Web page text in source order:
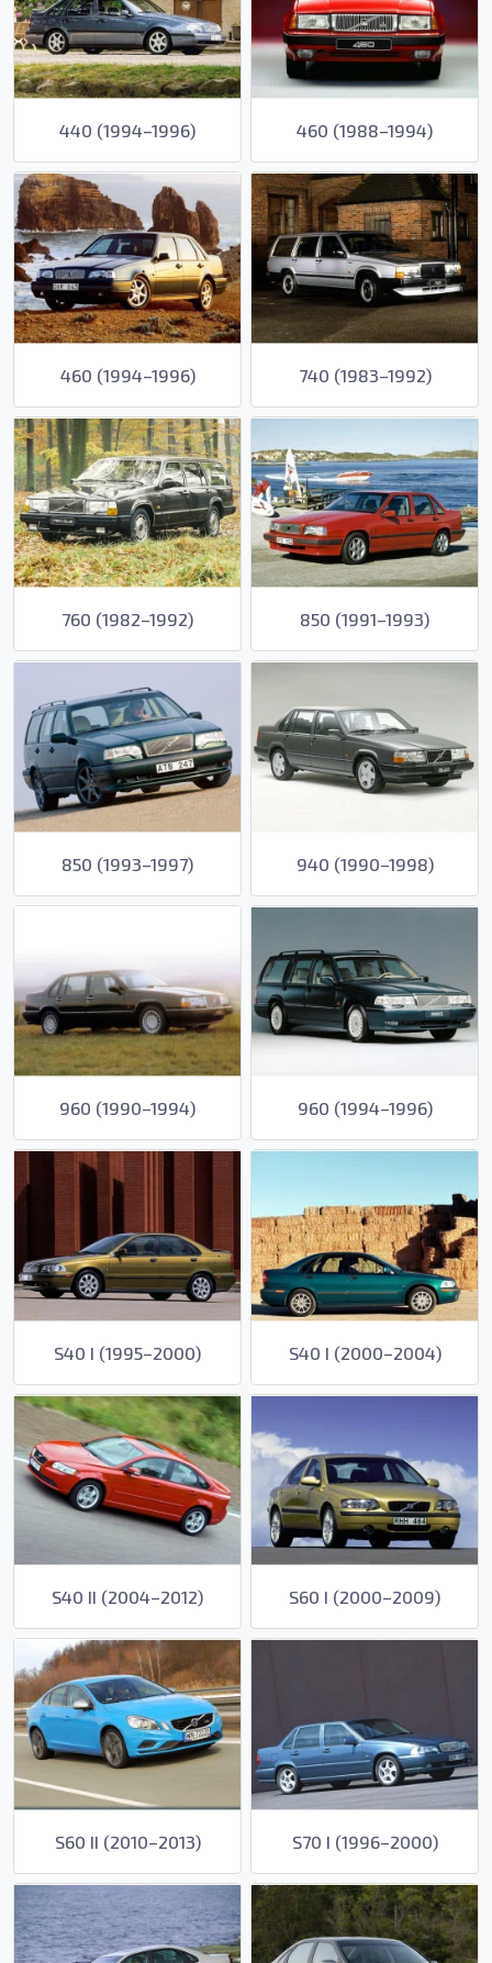
440 (1994–1996) 460 (1988–1994)
460 (1994–1996) 740 (1983–1992)
760 (1982–1992) 850 (1991–1993)
850 (1993–1997) 940 (1990–1998)
960 (1990–1994) 960 (1994–1996)
S40 I (1995–2000) S40 I (2000–2004)
S40 II (2004–2012) S60 I (2000–2009)
S60 II (2010–2013) S70 I (1996–2000)